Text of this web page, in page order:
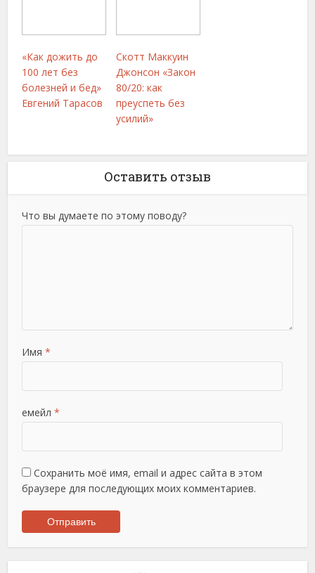
«Как дожить до
100 лет без
болезней и бед»
Евгений Тарасов
Скотт Маккуин
Джонсон «Закон
80/20: как
преуспеть без
усилий»
Оставить отзыв
Что вы думаете по этому поводу?
Имя *
емейл *
Сохранить моё имя, email и адрес сайта в этом
браузере для последующих моих комментариев.